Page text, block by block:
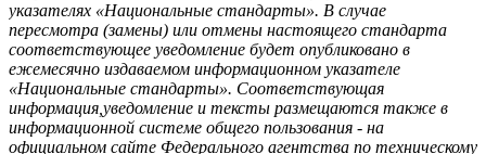
указателях «Национальные стандарты». В случае
пересмотра (замены) или отмены настоящего стандарта
соответствующее уведомление будет опубликовано в
ежемесячно издаваемом информационном указателе
«Национальные стандарты». Соответствующая
информация,уведомление и тексты размещаются также в
информационной системе общего пользования - на
официальном сайте Федерального агентства по техническому